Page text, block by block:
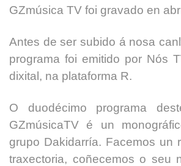
GZmúsica TV foi gravado en
Antes de ser subido á nosa
programa foi emitido por Nós
dixital, na plataforma R.
O duodécimo programa
GZmúsicaTV é un
grupo Dakidarría. Facemos un
traxectoria, coñecemos o seu